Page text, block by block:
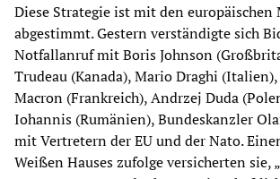
Diese Strategie ist mit den europäischen
abgestimmt. Gestern verständigte sich
Notfallanruf mit Boris Johnson
Trudeau (Kanada), Mario Draghi
Macron (Frankreich), Andrzej Duda
Iohannis (Rumänien), Bundeskanzler
mit Vertretern der EU und der Nato.
Weißen Hauses zufolge versicherten sie,